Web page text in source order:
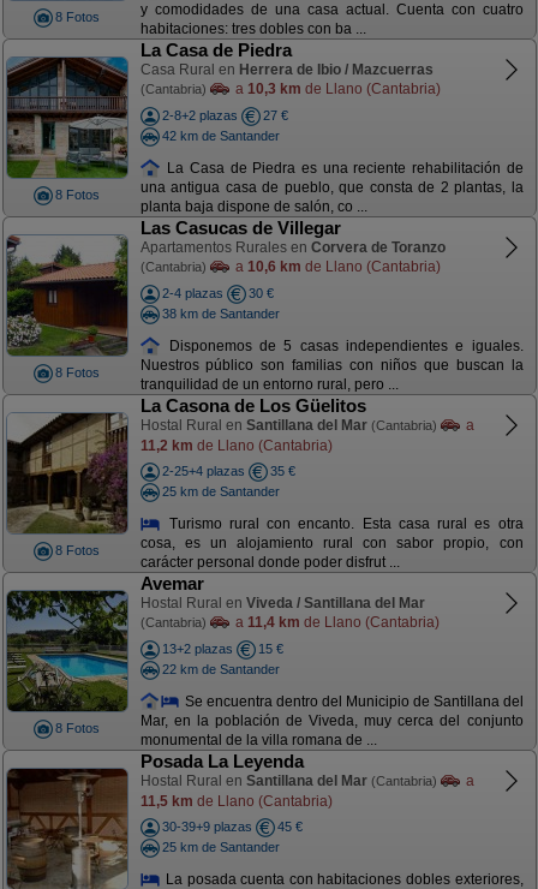
8 Fotos
y comodidades de una casa actual. Cuenta con cuatro
habitaciones: tres dobles con ba ...
8 Fotos
La Casa de Piedra
Casa Rural en Herrera de Ibio / Mazcuerras
(Cantabria) a 10,3 km de Llano (Cantabria)
2-8+2 plazas
27 €
42 km de Santander
La Casa de Piedra es una reciente rehabilitación de
una antigua casa de pueblo, que consta de 2 plantas, la
planta baja dispone de salón, co ...
8 Fotos
Las Casucas de Villegar
Apartamentos Rurales en Corvera de Toranzo
(Cantabria) a 10,6 km de Llano (Cantabria)
2-4 plazas
30 €
38 km de Santander
Disponemos de 5 casas independientes e iguales.
Nuestros público son familias con niños que buscan la
tranquilidad de un entorno rural, pero ...
8 Fotos
La Casona de Los Güelitos
Hostal Rural en Santillana del Mar (Cantabria)
a
11,2 km de Llano (Cantabria)
2-25+4 plazas
35 €
25 km de Santander
Turismo rural con encanto. Esta casa rural es otra
cosa, es un alojamiento rural con sabor propio, con
carácter personal donde poder disfrut ...
8 Fotos
Avemar
Hostal Rural en Viveda / Santillana del Mar
(Cantabria) a 11,4 km de Llano (Cantabria)
13+2 plazas
15 €
22 km de Santander
Se encuentra dentro del Municipio de Santillana del
Mar, en la población de Viveda, muy cerca del conjunto
monumental de la villa romana de ...
Posada La Leyenda
Hostal Rural en Santillana del Mar (Cantabria)
a
11,5 km de Llano (Cantabria)
30-39+9 plazas
45 €
25 km de Santander
La posada cuenta con habitaciones dobles exteriores,